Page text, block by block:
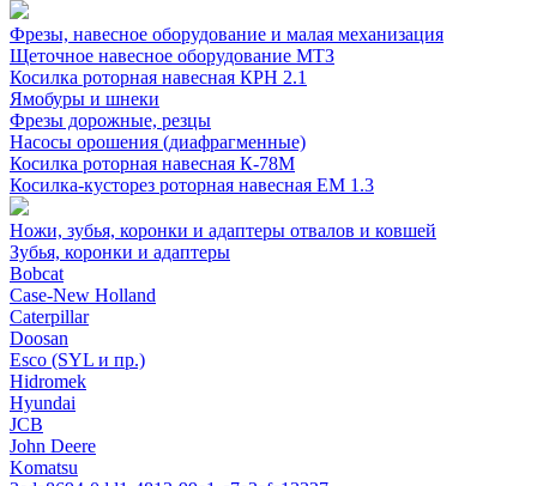
Фрезы, навесное оборудование и малая механизация
Щеточное навесное оборудование МТЗ
Косилка роторная навесная КРН 2.1
Ямобуры и шнеки
Фрезы дорожные, резцы
Насосы орошения (диафрагменные)
Косилка роторная навесная К-78М
Косилка-кусторез роторная навесная ЕМ 1.3
Ножи, зубья, коронки и адаптеры отвалов и ковшей
Зубья, коронки и адаптеры
Bobcat
Case-New Holland
Caterpillar
Doosan
Esco (SYL и пр.)
Hidromek
Hyundai
JCB
John Deere
Komatsu